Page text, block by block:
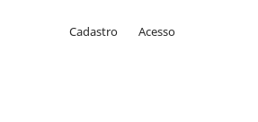
Cadastro Acesso